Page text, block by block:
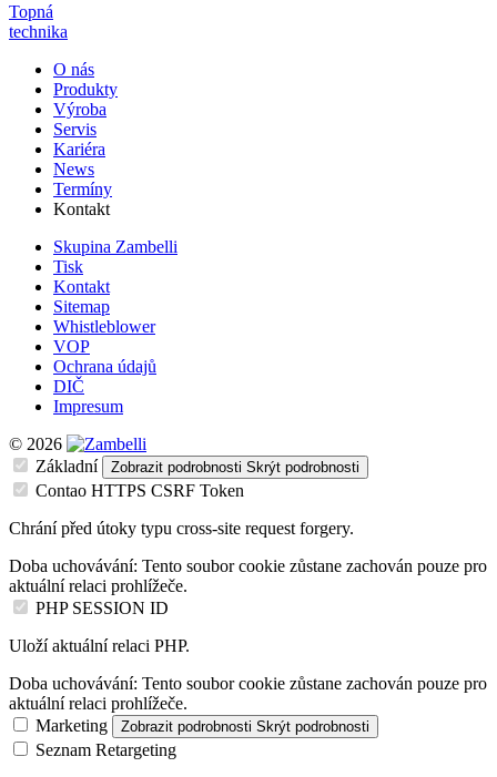
Topná
technika
O nás
Produkty
Výroba
Servis
Kariéra
News
Termíny
Kontakt
Skupina Zambelli
Tisk
Kontakt
Sitemap
Whistleblower
VOP
Ochrana údajů
DIČ
Impresum
© 2026
Základní
Zobrazit podrobnosti Skrýt podrobnosti
Contao HTTPS CSRF Token
Chrání před útoky typu cross-site request forgery.
Doba uchovávání: Tento soubor cookie zůstane zachován pouze pro
aktuální relaci prohlížeče.
PHP SESSION ID
Uloží aktuální relaci PHP.
Doba uchovávání: Tento soubor cookie zůstane zachován pouze pro
aktuální relaci prohlížeče.
Marketing
Zobrazit podrobnosti Skrýt podrobnosti
Seznam Retargeting